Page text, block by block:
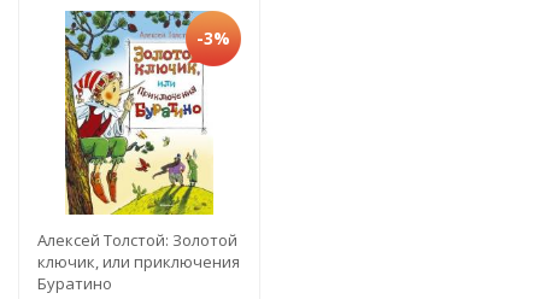
-3%
Алексей Толстой: Золотой
ключик, или приключения
Буратино